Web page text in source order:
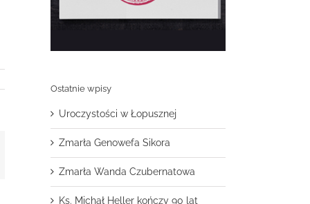
Ostatnie wpisy
Uroczystości w Łopusznej
Zmarła Genowefa Sikora
Zmarła Wanda Czubernatowa
Ks. Michał Heller kończy 90 lat